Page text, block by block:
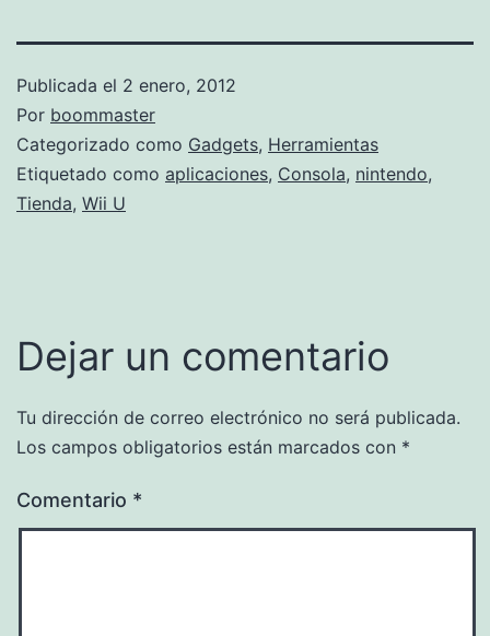
Publicada el 2 enero, 2012
Por boommaster
Categorizado como Gadgets, Herramientas
Etiquetado como aplicaciones, Consola, nintendo,
Tienda, Wii U
Dejar un comentario
Tu dirección de correo electrónico no será publicada.
Los campos obligatorios están marcados con *
Comentario *